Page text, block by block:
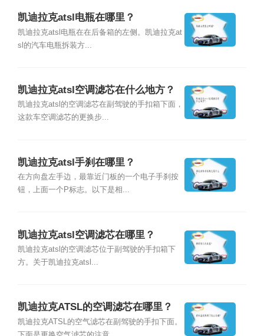
凯迪拉克atsl电瓶在哪里？
凯迪拉克atsl电瓶在在后备箱的左侧。凯迪拉克at
sl的汽车电瓶拆装方...
凯迪拉克atsl空调滤芯在什么地方？
凯迪拉克atsl的空调滤芯在副驾驶的手扣箱下面，
这款车空调滤芯的更换步...
凯迪拉克atsl手刹在哪里？
在方向盘左手边，最靠近门板的一个电子手刹按
钮，上面一个P标志。以下是相...
凯迪拉克atsl空调滤芯在哪里？
凯迪拉克atsl的空调滤芯位于副驾驶的手扣箱下
方。关于凯迪拉克atsl...
凯迪拉克ATSL的空调滤芯在哪里？
凯迪拉克ATSL的空气滤芯在副驾驶的手扣下面。